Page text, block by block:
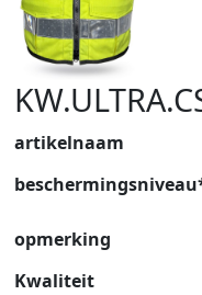
artikelnaam
opmerking
Kwaliteit